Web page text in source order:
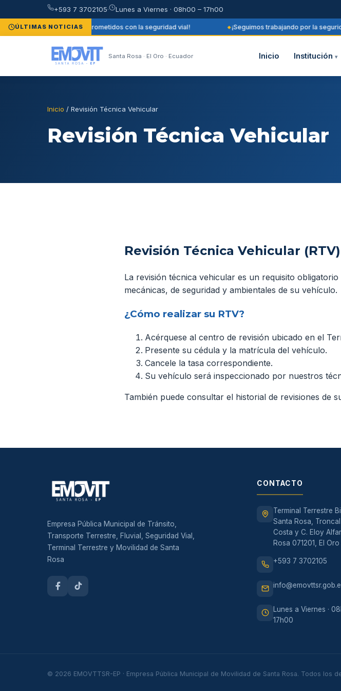
+593 7 3702105· Lunes a Viernes · 08h00 – 17h00
ÚLTIMAS NOTICIAS¡Comprometidos con la seguridad vial! ¡Seguimos trabajando por la
Santa Rosa · El Oro · Ecuador Inicio Institución▾
Inicio / Revisión Técnica Vehicular
Revisión Técnica Vehicular
Revisión Técnica Vehicular (RTV)
La revisión técnica vehicular es un requisito
mecánicas, de seguridad y ambientales de su vehículo.
¿Cómo realizar su RTV?
Acérquese al centro de revisión ubicado en el
Presente su cédula y la matrícula del vehículo.
Cancele la tasa correspondiente.
Su vehículo será inspeccionado por nuestros
También puede consultar el historial de revisiones de
Empresa Pública Municipal de Tránsito,
Transporte Terrestre, Fluvial, Seguridad Vial,
Terminal Terrestre y Movilidad de Santa
Rosa
CONTACTO
Terminal Terrestre
Santa Rosa,
Costa y C. Eloy
Rosa 071201, El
+593 7 3702105
Lunes a Viernes ·
17h00
© 2026 EMOVTTSR-EP · Empresa Pública Municipal de Movilidad de Santa Rosa. Todos los